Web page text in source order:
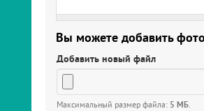
Вы можете добавить фото
Добавить новый файл
Максимальный размер файла: 5 МБ.